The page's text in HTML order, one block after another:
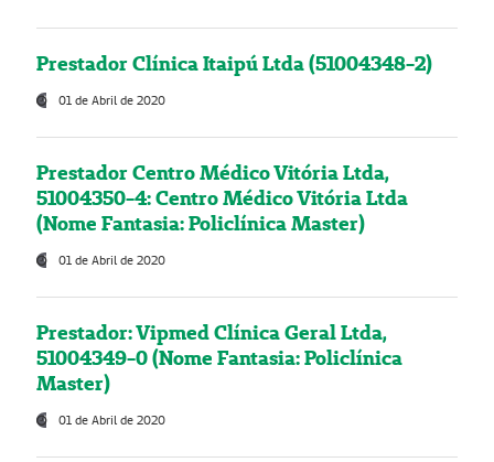
Prestador Clínica Itaipú Ltda (51004348-2)
01 de Abril de 2020
Prestador Centro Médico Vitória Ltda,
51004350-4: Centro Médico Vitória Ltda
(Nome Fantasia: Policlínica Master)
01 de Abril de 2020
Prestador: Vipmed Clínica Geral Ltda,
51004349-0 (Nome Fantasia: Policlínica
Master)
01 de Abril de 2020